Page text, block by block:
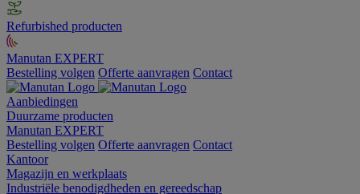
Refurbished producten
Manutan EXPERT
Bestelling volgen Offerte aanvragen Contact
Aanbiedingen
Duurzame producten
Manutan EXPERT
Bestelling volgen Offerte aanvragen Contact
Kantoor
Magazijn en werkplaats
Industriële benodigdheden en gereedschap